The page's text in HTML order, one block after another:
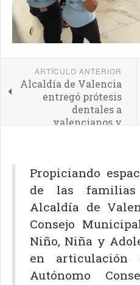
ARTÍCULO ANTERIOR
Alcaldía de Valencia
entregó prótesis
dentales a
valencianos y
Propiciando
de las familias
Alcaldía de
Consejo
Niño, Niña y
en
Autónomo